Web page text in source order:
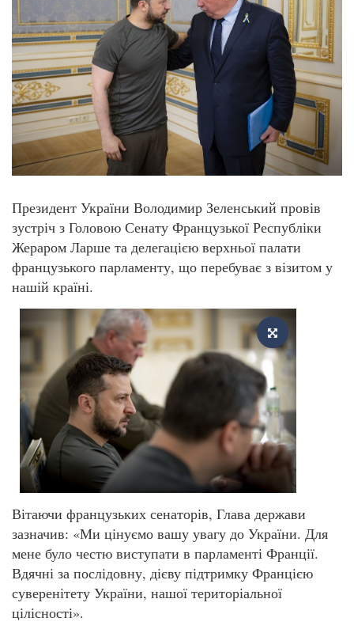
Президент України Володимир Зеленський провів
зустріч з Головою Сенату Французької Республіки
Жераром Ларше та делегацією верхньої палати
французького парламенту, що перебуває з візитом у
нашій країні.
Вітаючи французьких сенаторів, Глава держави
зазначив: «Ми цінуємо вашу увагу до України. Для
мене було честю виступати в парламенті Франції.
Вдячні за послідовну, дієву підтримку Францією
суверенітету України, нашої територіальної
цілісності».